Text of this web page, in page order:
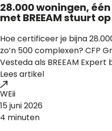
28.000 woningen,
met BREEAM stuurt
Hoe certificeer je bijna
zo’n 500 complexen? CFP
Vesteda als BREEAM Expert
Lees artikel
WEii
15 juni 2026
4 minuten